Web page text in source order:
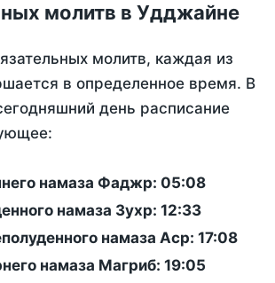
молитв в Удджайне
молитв, каждая из
в определенное время. В
день расписание
намаза Фаджр: 05:08
намаза Зухр: 12:33
намаза Аср: 17:08
намаза Магриб: 19:05